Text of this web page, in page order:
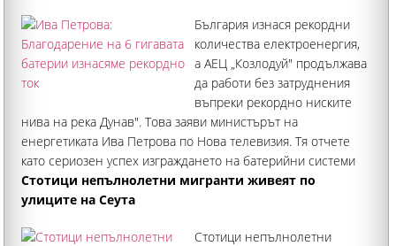
България изнася рекордни
количества електроенергия,
а АЕЦ „Козлодуй" продължава
да работи без затруднения
въпреки рекордно ниските
нива на река Дунав". Това заяви министърът на
енергетиката Ива Петрова по Нова телевизия. Тя отчете
като сериозен успех изграждането на батерийни системи
за съхранение на енергия
Стотици непълнолетни мигранти живеят по
улиците на Сеута
Стотици непълнолетни